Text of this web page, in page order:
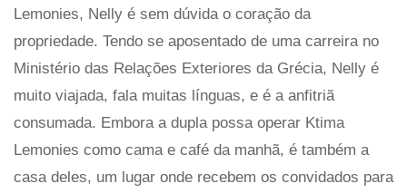
Lemonies, Nelly é sem dúvida o coração da
propriedade. Tendo se aposentado de uma carreira no
Ministério das Relações Exteriores da Grécia, Nelly é
muito viajada, fala muitas línguas, e é a anfitriã
consumada. Embora a dupla possa operar Ktima
Lemonies como cama e café da manhã, é também a
casa deles, um lugar onde recebem os convidados para